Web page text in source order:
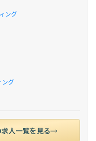
ング
ング
人一覧を見る